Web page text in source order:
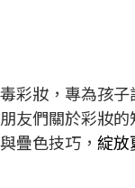
彩妝，專為孩
友們關於彩妝
疊色技巧， 綻放